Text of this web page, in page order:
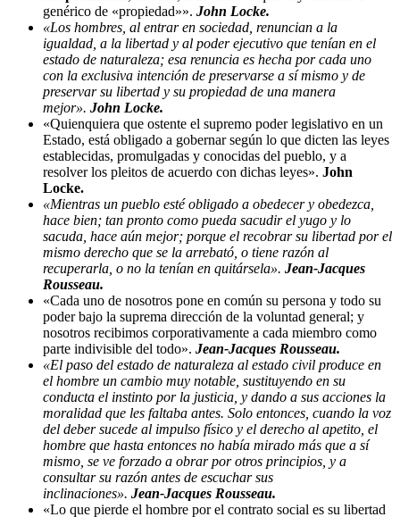
genérico de «propiedad»». John Locke.
«Los hombres, al entrar en sociedad, renuncian a la
igualdad, a la libertad y al poder ejecutivo que tenían en el
estado de naturaleza; esa renuncia es hecha por cada uno
con la exclusiva intención de preservarse a sí mismo y de
preservar su libertad y su propiedad de una manera
mejor». John Locke.
«Quienquiera que ostente el supremo poder legislativo en un
Estado, está obligado a gobernar según lo que dicten las leyes
establecidas, promulgadas y conocidas del pueblo, y a
resolver los pleitos de acuerdo con dichas leyes». John
Locke.
«Mientras un pueblo esté obligado a obedecer y obedezca,
hace bien; tan pronto como pueda sacudir el yugo y lo
sacuda, hace aún mejor; porque el recobrar su libertad por el
mismo derecho que se la arrebató, o tiene razón al
recuperarla, o no la tenían en quitársela». Jean-Jacques
Rousseau.
«Cada uno de nosotros pone en común su persona y todo su
poder bajo la suprema dirección de la voluntad general; y
nosotros recibimos corporativamente a cada miembro como
parte indivisible del todo». Jean-Jacques Rousseau.
«El paso del estado de naturaleza al estado civil produce en
el hombre un cambio muy notable, sustituyendo en su
conducta el instinto por la justicia, y dando a sus acciones la
moralidad que les faltaba antes. Solo entonces, cuando la voz
del deber sucede al impulso físico y el derecho al apetito, el
hombre que hasta entonces no había mirado más que a sí
mismo, se ve forzado a obrar por otros principios, y a
consultar su razón antes de escuchar sus
inclinaciones». Jean-Jacques Rousseau.
«Lo que pierde el hombre por el contrato social es su libertad